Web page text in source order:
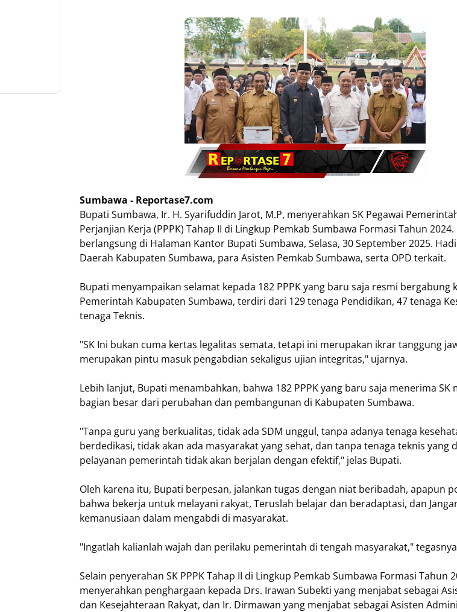
Sumbawa - Reportase7.com
Bupati Sumbawa, Ir. H. Syarifuddin Jarot, M.P, menyerahkan SK Pegawai
Perjanjian Kerja (PPPK) Tahap II di Lingkup Pemkab Sumbawa Formasi Tahun
berlangsung di Halaman Kantor Bupati Sumbawa, Selasa, 30 September 2025.
Daerah Kabupaten Sumbawa, para Asisten Pemkab Sumbawa, serta OPD terkait.
Bupati menyampaikan selamat kepada 182 PPPK yang baru saja resmi bergabung
Pemerintah Kabupaten Sumbawa, terdiri dari 129 tenaga Pendidikan, 47 tenaga
tenaga Teknis.
"SK Ini bukan cuma kertas legalitas semata, tetapi ini merupakan ikrar tanggung
merupakan pintu masuk pengabdian sekaligus ujian integritas," ujarnya.
Lebih lanjut, Bupati menambahkan, bahwa 182 PPPK yang baru saja menerima SK
bagian besar dari perubahan dan pembangunan di Kabupaten Sumbawa.
"Tanpa guru yang berkualitas, tidak ada SDM unggul, tanpa adanya tenaga
berdedikasi, tidak akan ada masyarakat yang sehat, dan tanpa tenaga teknis yang
pelayanan pemerintah tidak akan berjalan dengan efektif," jelas Bupati.
Oleh karena itu, Bupati berpesan, jalankan tugas dengan niat beribadah, apapun
bahwa bekerja untuk melayani rakyat, Teruslah belajar dan beradaptasi, dan
kemanusiaan dalam mengabdi di masyarakat.
"Ingatlah kalianlah wajah dan perilaku pemerintah di tengah masyarakat,"
Selain penyerahan SK PPPK Tahap II di Lingkup Pemkab Sumbawa Formasi Tahun
menyerahkan penghargaan kepada Drs. Irawan Subekti yang menjabat sebagai
dan Kesejahteraan Rakyat, dan Ir. Dirmawan yang menjabat sebagai Asisten